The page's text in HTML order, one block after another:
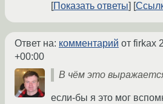
Показать ответы
Ответ на: комментарий от firkax
+00:00
В чём это
если-бы я это мог